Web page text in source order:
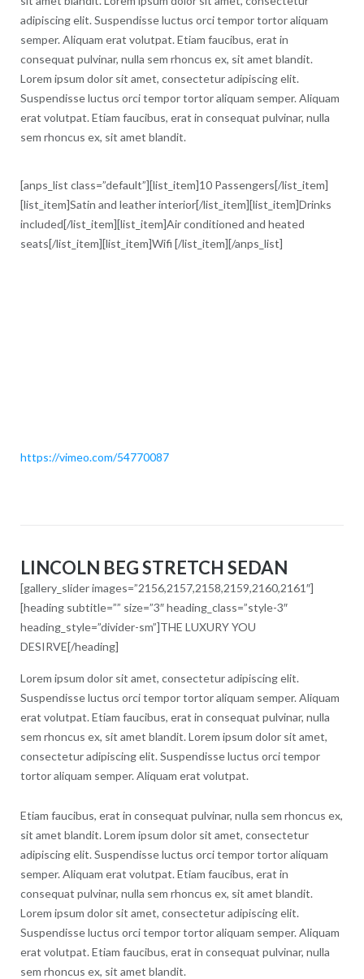
adipiscing elit. Suspendisse luctus orci tempor tortor aliquam
semper. Aliquam erat volutpat. Etiam faucibus, erat in
consequat pulvinar, nulla sem rhoncus ex, sit amet blandit.
Lorem ipsum dolor sit amet, consectetur adipiscing elit.
Suspendisse luctus orci tempor tortor aliquam semper. Aliquam
erat volutpat. Etiam faucibus, erat in consequat pulvinar, nulla
sem rhoncus ex, sit amet blandit.
[anps_list class=”default”][list_item]10 Passengers[/list_item]
[list_item]Satin and leather interior[/list_item][list_item]Drinks
included[/list_item][list_item]Air conditioned and heated
seats[/list_item][list_item]Wifi [/list_item][/anps_list]
https://vimeo.com/54770087
LINCOLN BEG STRETCH SEDAN
[gallery_slider images=”2156,2157,2158,2159,2160,2161″]
[heading subtitle=”” size=”3″ heading_class=”style-3″
heading_style=”divider-sm”]THE LUXURY YOU
DESIRVE[/heading]
Lorem ipsum dolor sit amet, consectetur adipiscing elit.
Suspendisse luctus orci tempor tortor aliquam semper. Aliquam
erat volutpat. Etiam faucibus, erat in consequat pulvinar, nulla
sem rhoncus ex, sit amet blandit. Lorem ipsum dolor sit amet,
consectetur adipiscing elit. Suspendisse luctus orci tempor
tortor aliquam semper. Aliquam erat volutpat.
Etiam faucibus, erat in consequat pulvinar, nulla sem rhoncus ex,
sit amet blandit. Lorem ipsum dolor sit amet, consectetur
adipiscing elit. Suspendisse luctus orci tempor tortor aliquam
semper. Aliquam erat volutpat. Etiam faucibus, erat in
consequat pulvinar, nulla sem rhoncus ex, sit amet blandit.
Lorem ipsum dolor sit amet, consectetur adipiscing elit.
Suspendisse luctus orci tempor tortor aliquam semper. Aliquam
erat volutpat. Etiam faucibus, erat in consequat pulvinar, nulla
sem rhoncus ex, sit amet blandit.